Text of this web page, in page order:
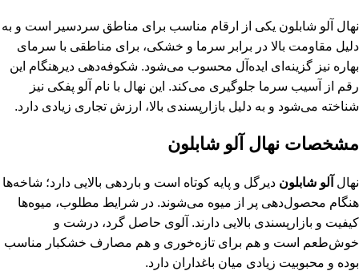
نهال آلو شابلون یکی از ارقام مناسب برای مناطق سردسیر است و به
دلیل مقاومت بالا در برابر سرما و خشکی، برای مناطقی با سرمای
بهاره نیز گزینه‌ای ایده‌آل محسوب می‌شود. شکوفه‌دهی دیرهنگام این
رقم از آسیب سرما جلوگیری می‌کند. این نهال با نام آلو پفکی نیز
شناخته می‌شود و به دلیل بازارپسندی بالا، ارزش تجاری زیادی دارد.
مشخصات نهال آلو شابلون
نهال آلو شابلون دیرگل و پایه کوتاه است و باردهی بالایی دارد؛ شاخه‌ها
هنگام محصول‌دهی پر از میوه می‌شوند. در شرایط مطلوب، میوه‌ها
کیفیت و بازارپسندی بالایی دارند. آلوی حاصل گرد، درشت و
خوش‌طعم است و هم برای تازه‌خوری و هم مصارف خشکبار مناسب
بوده و محبوبیت زیادی میان باغداران دارد.